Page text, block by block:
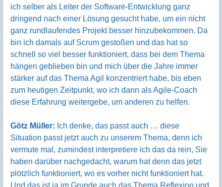
ich selber als Leiter der Software-Entwicklung ganz
dringend nach einer Lösung gesucht habe, um ein nicht
ganz rundlaufendes Projekt besser hinzubekommen. Da
bin ich damals auf Scrum gestoßen und das hat so
schnell so viel besser funktioniert, dass bei dem Thema
hängen geblieben bin und mich über die Jahre immer
stärker auf das Thema Agil konzentriert habe, bis eben
zum heutigen Zeitpunkt, wo ich dann als Agile-Coach
diese Erfahrung weitergebe, um anderen zu helfen.
Götz Müller: Ich denke, das passt auch … diese
Situation passt jetzt auch zu unserem Thema, denn ich
vermute mal, zumindest interpretiere ich das da rein, Sie
haben darüber nachgedacht, warum hat denn das jetzt
plötzlich funktioniert, wo es vorher nicht funktioniert hat.